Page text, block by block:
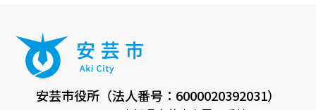
安芸市役所（法人番号：6000020392031）